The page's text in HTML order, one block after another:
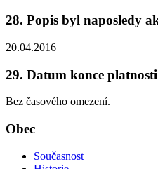
28. Popis byl naposledy
20.04.2016
29. Datum konce
Bez časového omezení.
Obec
Současnost